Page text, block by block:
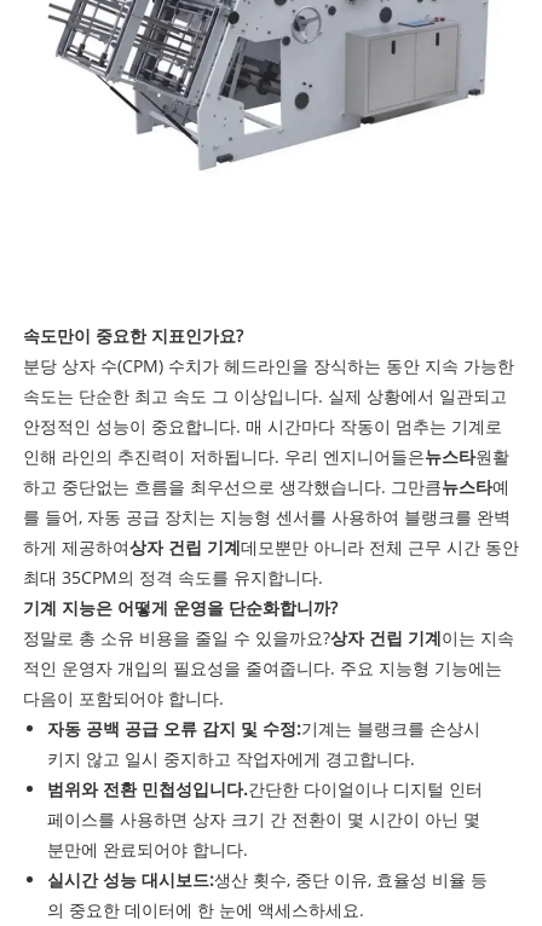
속도만이 중요한 지표인가요?
분당 상자 수(CPM) 수치가 헤드라인을 장식하는 동안 지속 가능한
속도는 단순한 최고 속도 그 이상입니다. 실제 상황에서 일관되고
안정적인 성능이 중요합니다. 매 시간마다 작동이 멈추는 기계로
인해 라인의 추진력이 저하됩니다. 우리 엔지니어들은뉴스타원활
하고 중단없는 흐름을 최우선으로 생각했습니다. 그만큼뉴스타예
를 들어, 자동 공급 장치는 지능형 센서를 사용하여 블랭크를 완벽
하게 제공하여상자 건립 기계데모뿐만 아니라 전체 근무 시간 동안
최대 35CPM의 정격 속도를 유지합니다.
기계 지능은 어떻게 운영을 단순화합니까?
정말로 총 소유 비용을 줄일 수 있을까요?상자 건립 기계이는 지속
적인 운영자 개입의 필요성을 줄여줍니다. 주요 지능형 기능에는
다음이 포함되어야 합니다.
자동 공백 공급 오류 감지 및 수정:기계는 블랭크를 손상시
키지 않고 일시 중지하고 작업자에게 경고합니다.
범위와 전환 민첩성입니다.간단한 다이얼이나 디지털 인터
페이스를 사용하면 상자 크기 간 전환이 몇 시간이 아닌 몇
분만에 완료되어야 합니다.
실시간 성능 대시보드:생산 횟수, 중단 이유, 효율성 비율 등
의 중요한 데이터에 한 눈에 액세스하세요.